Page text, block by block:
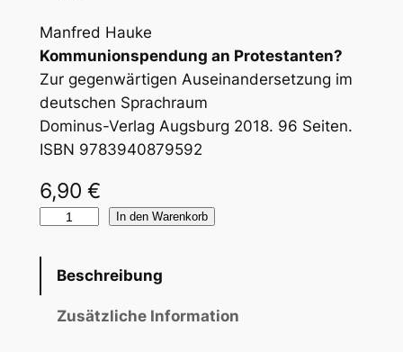
Manfred Hauke
Kommunionspendung an Protestanten?
Zur gegenwärtigen Auseinandersetzung im
deutschen Sprachraum
Dominus-Verlag Augsburg 2018. 96 Seiten.
ISBN 9783940879592
6,90 €
In den Warenkorb
Beschreibung
Zusätzliche Information